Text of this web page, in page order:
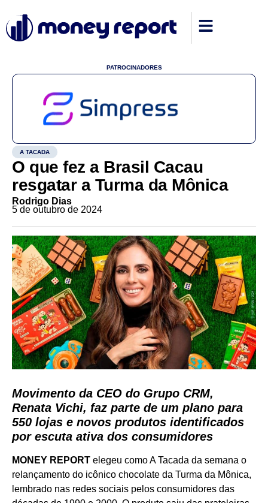
PATROCINADORES
A TACADA
O que fez a Brasil Cacau
resgatar a Turma da Mônica
Rodrigo Dias
5 de outubro de 2024
Movimento da CEO do Grupo CRM,
Renata Vichi, faz parte de um plano para
550 lojas e novos produtos identificados
por escuta ativa dos consumidores
MONEY REPORT elegeu como A Tacada da semana o
relançamento do icônico chocolate da Turma da Mônica,
lembrado nas redes sociais pelos consumidores das